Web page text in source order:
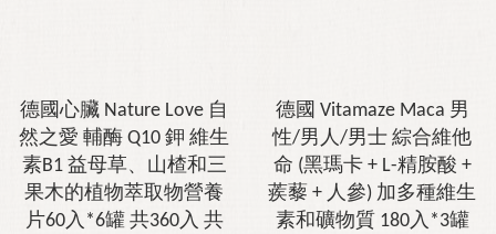
德國心臟 Nature Love 自
然之愛 輔酶 Q10 鉀 維生
素B1 益母草、山楂和三
果木的植物萃取物營養
片60入*6罐 共360入 共
德國 Vitamaze Maca 男
性/男人/男士 綜合維他
命 (黑瑪卡 + L-精胺酸 +
蒺藜 + 人參) 加多種維生
素和礦物質 180入*3罐